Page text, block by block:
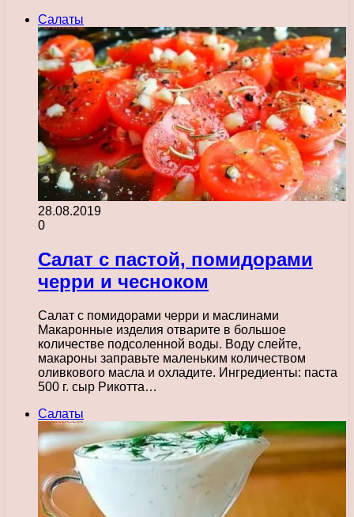
Салаты
28.08.2019
0
Салат с пастой, помидорами
черри и чесноком
Салат с помидорами черри и маслинами
Макаронные изделия отварите в большое
количестве подсоленной воды. Воду слейте,
макароны заправьте маленьким количеством
оливкового масла и охладите. Ингредиенты: паста
500 г. сыр Рикотта…
Салаты